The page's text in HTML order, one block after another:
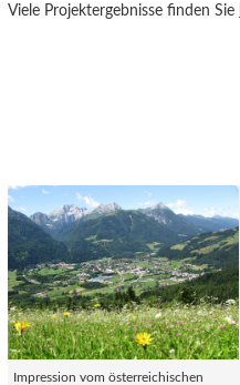
Viele Projektergebnisse finden Sie
Impression vom österreichischen